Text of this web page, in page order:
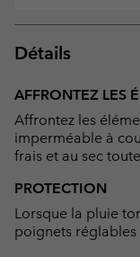
Détails
AFFRONTEZ LES
Affrontez les
imperméable à
frais et au sec
PROTECTION
Lorsque la pluie
poignets